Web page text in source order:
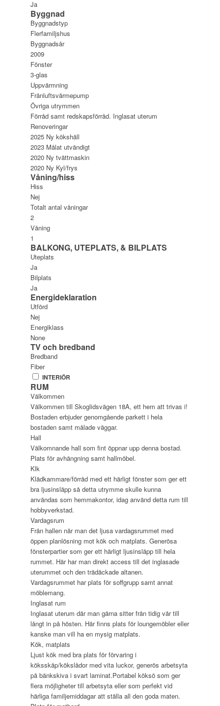
Ja
Byggnad
Byggnadstyp
Flerfamiljshus
Byggnadsår
2009
Fönster
3-glas
Uppvärmning
Frånluftsvärmepump
Övriga utrymmen
Förråd samt redskapsförråd. Inglasat uterum
Renoveringar
2025 Ny kökshäll
2023 Målat utvändigt
2020 Ny tvättmaskin
2020 Ny Kyl/frys
Våning/hiss
Hiss
Nej
Totalt antal våningar
2
Våning
1
BALKONG, UTEPLATS, & BILPLATS
Uteplats
Ja
Bilplats
Ja
Energideklaration
Utförd
Nej
Energiklass
None
TV och bredband
Bredband
Fiber
INTERIÖR
RUM
Välkommen
Välkommen till Skoglidsvägen 18A, ett hem att trivas i!
Bostaden erbjuder genomgående parkett i hela
bostaden samt målade väggar.
Hall
Välkomnande hall som fint öppnar upp denna bostad.
Plats för avhängning samt hallmöbel.
Klk
Klädkammare/förråd med ett härligt fönster som ger ett
bra ljusinsläpp så detta utrymme skulle kunna
användas som hemmakontor, idag använd detta rum till
hobbyverkstad.
Vardagsrum
Från hallen når man det ljusa vardagsrummet med
öppen planlösning mot kök och matplats. Generösa
fönsterpartier som ger ett härligt ljusinsläpp till hela
rummet. Här har man direkt access till det inglasade
uterummet och den trädäckade altanen.
Vardagsrummet har plats för soffgrupp samt annat
möblemang.
Inglasat rum
Inglasat uterum där man gärna sitter från tidig vår till
långt in på hösten. Här finns plats för loungemöbler eller
kanske man vill ha en mysig matplats.
Kök, matplats
Ljust kök med bra plats för förvaring i
köksskåp/kökslådor med vita luckor, generös arbetsyta
på bänkskiva i svart laminat.Portabel köksö som ger
flera möjligheter till arbetsyta eller som perfekt vid
härliga familjemiddagar att ställa all den goda maten.